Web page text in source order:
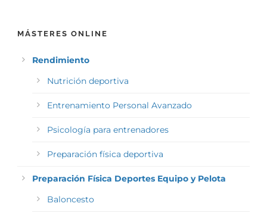
MÁSTERES ONLINE
Rendimiento
Nutrición deportiva
Entrenamiento Personal Avanzado
Psicología para entrenadores
Preparación física deportiva
Preparación Física Deportes Equipo y Pelota
Baloncesto